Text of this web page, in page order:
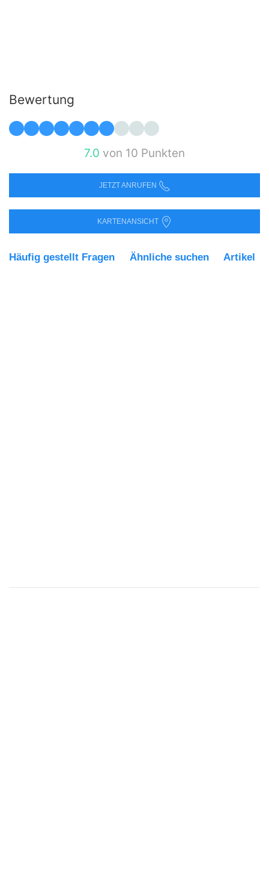
Bewertung
7.0 von 10 Punkten
JETZT ANRUFEN
KARTENANSICHT
Häufig gestellt Fragen Ähnliche suchen Artikel